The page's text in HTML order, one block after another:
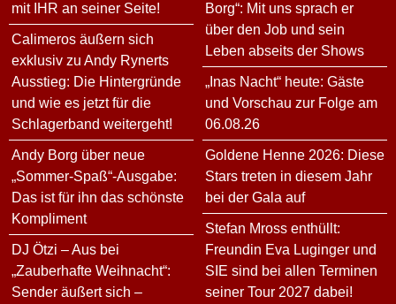
mit IHR an seiner Seite!
Calimeros äußern sich
exklusiv zu Andy Rynerts
Ausstieg: Die Hintergründe
und wie es jetzt für die
Schlagerband weitergeht!
Andy Borg über neue
„Sommer-Spaß“-Ausgabe:
Das ist für ihn das schönste
Kompliment
DJ Ötzi – Aus bei
„Zauberhafte Weihnacht“:
Sender äußert sich –
Borg“: Mit uns sprach er
über den Job und sein
Leben abseits der Shows
„Inas Nacht“ heute: Gäste
und Vorschau zur Folge am
06.08.26
Goldene Henne 2026: Diese
Stars treten in diesem Jahr
bei der Gala auf
Stefan Mross enthüllt:
Freundin Eva Luginger und
SIE sind bei allen Terminen
seiner Tour 2027 dabei!